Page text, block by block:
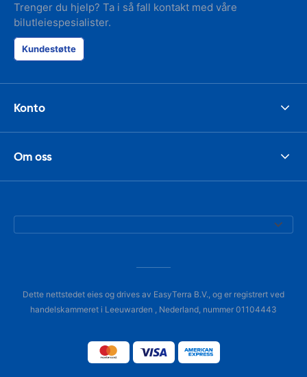
Trenger du hjelp? Ta i så fall kontakt med våre
bilutleiespesialister.
Kundestøtte
Konto
Om oss
Dette nettstedet eies og drives av EasyTerra B.V., og er registrert ved
handelskammeret i Leeuwarden , Nederland, nummer 01104443